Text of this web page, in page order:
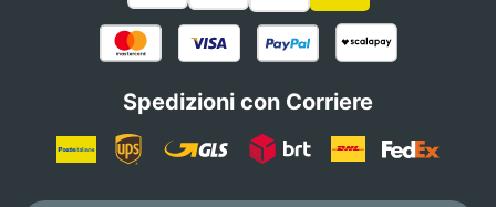
Spedizioni con Corriere